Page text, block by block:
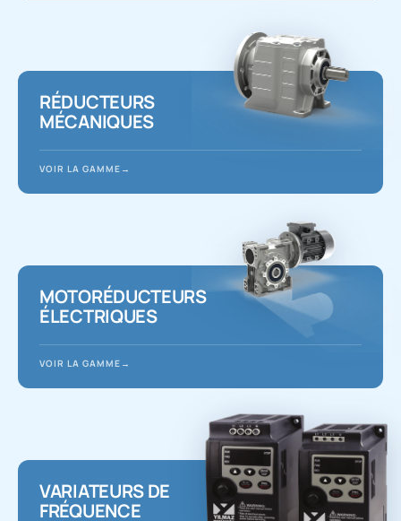
RÉDUCTEURS
MÉCANIQUES
VOIR LA GAMME
MOTORÉDUCTEURS
ÉLECTRIQUES
VOIR LA GAMME
VARIATEURS DE
FRÉQUENCE